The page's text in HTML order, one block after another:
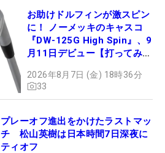
お助けドルフィンが激スピン
に！ ノーメッキのキャスコ
『DW-125G High Spin』、9
月11日デビュー【打ってみ
2026年8月7日 (金) 18時36分
33
プレーオフ進出をかけたラストマッ
チ 松山英樹は日本時間7日深夜に
ティオフ